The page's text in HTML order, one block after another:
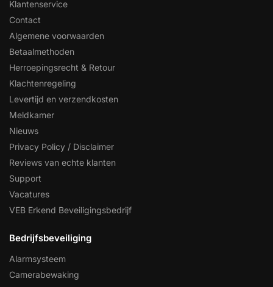
Klantenservice
Contact
Algemene voorwaarden
Betaalmethoden
Herroepingsrecht & Retour
Klachtenregeling
Levertijd en verzendkosten
Meldkamer
Nieuws
Privacy Policy / Disclaimer
Reviews van echte klanten
Support
Vacatures
VEB Erkend Beveiligingsbedrijf
Bedrijfsbeveiliging
Alarmsysteem
Camerabewaking